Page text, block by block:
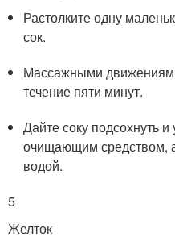
Растолките одну
сок.
Массажными
течение пяти минут.
Дайте соку подсохнуть и
очищающим средством,
водой.
5
Желток